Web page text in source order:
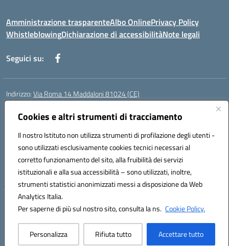
Cookies e altri strumenti di tracciamento
Il nostro Istituto non utilizza strumenti di profilazione degli utenti -
sono utilizzati esclusivamente cookies tecnici necessari al
corretto funzionamento del sito, alla fruibilità dei servizi
istituzionali e alla sua accessibilità – sono utilizzati, inoltre,
strumenti statistici anonimizzati messi a disposizione da Web
Analytics Italia.
Per saperne di più sul nostro sito, consulta la ns. Cookie Policy.
Personalizza Rifiuta tutto Accettare tutto
Amministrazione trasparenteAlbo OnlinePrivacy Policy
WhistleblowingDichiarazione di accessibilitàNote legali
Seguici su:
Indirizzo:Via Roma 14 Maddaloni 81024 (CE)
Centralino:
Posta elettronica certificata (PEC):ceic8an00r@pec.istruzione.it
Codice fiscale: 80006190617
Codice meccanografico:CEIC8AN00R
Codice Indice delle Pubbliche Amministrazioni (IPA): icmvce
Codice unico di fatturazione (CUF): UFORSV
Hosting & Powered by 3D Solution S.r.l.
Concept & Design by Designers Italia